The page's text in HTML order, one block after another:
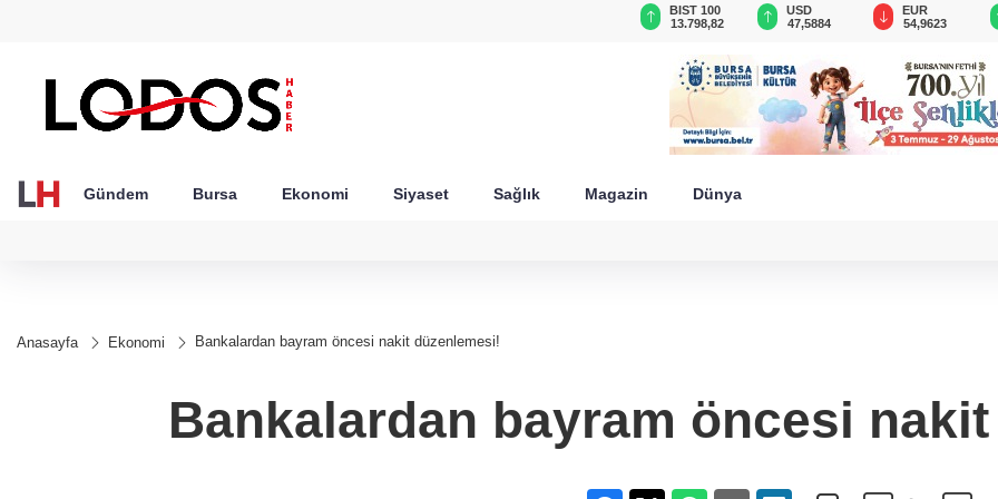
BIST 100
13.798,82
USD
47,5884
EUR
54,9623
Gündem Bursa Ekonomi Siyaset Sağlık Magazin Dünya
Anasayfa Ekonomi Bankalardan bayram öncesi nakit düzenlemesi!
Bankalardan bayram öncesi